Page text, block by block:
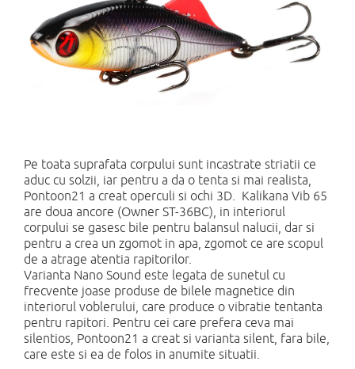
Pe toata suprafata corpului sunt incastrate striatii ce
aduc cu solzii, iar pentru a da o tenta si mai realista,
Pontoon21 a creat operculi si ochi 3D. Kalikana Vib 65
are doua ancore (Owner ST-36BC), in interiorul
corpului se gasesc bile pentru balansul nalucii, dar si
pentru a crea un zgomot in apa, zgomot ce are scopul
de a atrage atentia rapitorilor.
Varianta Nano Sound este legata de sunetul cu
frecvente joase produse de bilele magnetice din
interiorul voblerului, care produce o vibratie tentanta
pentru rapitori. Pentru cei care prefera ceva mai
silentios, Pontoon21 a creat si varianta silent, fara bile,
care este si ea de folos in anumite situatii.